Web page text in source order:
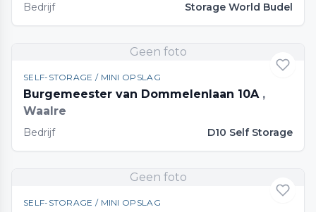
Bedrijf Storage World Budel
Geen foto
SELF-STORAGE / MINI OPSLAG
Burgemeester van Dommelenlaan 10A ,
Waalre
Bedrijf D10 Self Storage
Geen foto
SELF-STORAGE / MINI OPSLAG